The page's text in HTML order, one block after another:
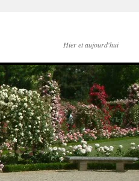
Hier et aujourd'hui